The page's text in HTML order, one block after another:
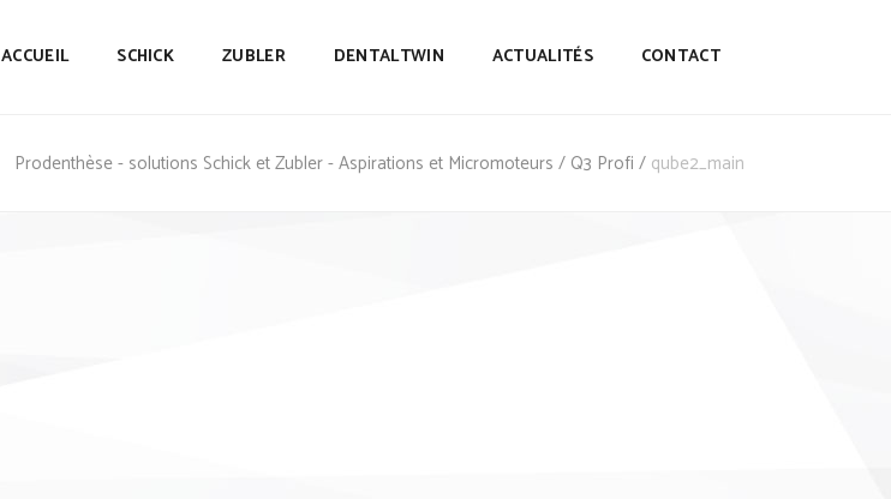
ACCUEIL SCHICK ZUBLER DENTALTWIN ACTUALITÉS CONTACT
Prodenthèse - solutions Schick et Zubler - Aspirations et Micromoteurs / Q3 Profi / qube2_main